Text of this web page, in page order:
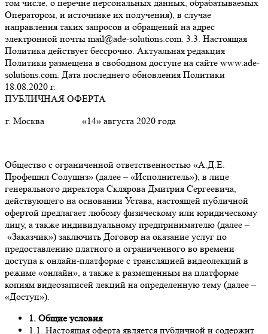
том числе, о перечне персональных данных, обрабатываемых
Оператором, и источнике их получения), в случае
направления таких запросов и обращений на адрес
электронной почты mail@ade-solutions.com. 3.3. Настоящая
Политика действует бессрочно. Актуальная редакция
Политики размещена в свободном доступе на сайте www.ade-
solutions.com. Дата последнего обновления Политики
18.08.2020 г.
ПУБЛИЧНАЯ ОФЕРТА
г. Москва
«14» августа 2020 года
Общество с ограниченной ответственностью «А.Д.Е.
Профешнл Солушнз» (далее – «Исполнитель»), в лице
генерального директора Склярова Дмитрия Сергеевича,
действующего на основании Устава, настоящей публичной
офертой предлагает любому физическому или юридическому
лицу, а также индивидуальному предпринимателю (далее –
«Заказчик») заключить Договор на оказание услуг по
предоставлению платного и ограниченного во времени
доступа к онлайн-платформе с трансляцией видеолекций в
режиме «онлайн», а также к размещенным на платформе
копиям видеозаписей лекций на определенную тему (далее –
«Доступ»).
1. Общие условия
1.1. Настоящая оферта является публичной и содержит